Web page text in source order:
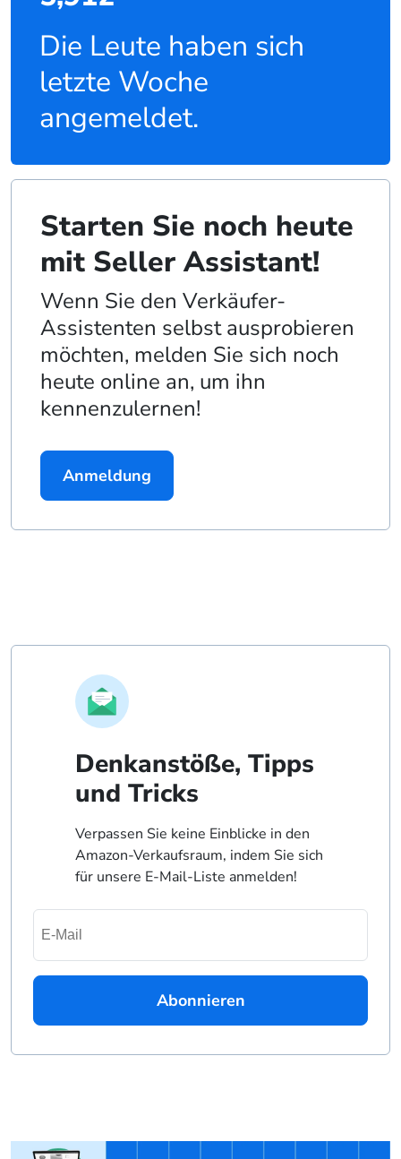
Die Leute haben sich
letzte Woche
angemeldet.
Starten Sie noch heute
mit Seller Assistant!
Wenn Sie den Verkäufer-
Assistenten selbst ausprobieren
möchten, melden Sie sich noch
heute online an, um ihn
kennenzulernen!
Anmeldung
Denkanstöße, Tipps
und Tricks
Verpassen Sie keine Einblicke in den
Amazon-Verkaufsraum, indem Sie sich
für unsere E-Mail-Liste anmelden!
Abonnieren